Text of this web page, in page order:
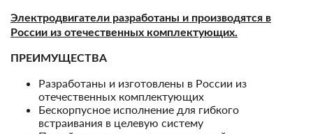
Электродвигатели разработаны и производятся в
России из отечественных комплектующих.
ПРЕИМУЩЕСТВА
Разработаны и изготовлены в России из
отечественных комплектующих
Бескорпусное исполнение для гибкого
встраивания в целевую систему